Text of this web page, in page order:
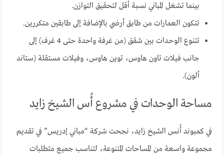
بينما تشغل المباني نسبة أقل لتحقيق التوازن.
تتكون العمارات من طابق أرضي بالإضافة إلى طابقين متكررين.
تتنوع الوحدات بين شقق (من غرفة واحدة حتى 4 غرف) إلى
جانب فيلات تاون هاوس، توين هاوس، وفيلات مستقلة (ستاند
ألون).
مساحة الوحدات في مشروع أُس الشيخ زايد
في كمبوند أُنس الشيخ زايد، نجحت شركة “مباني إدريس” في تقديم
مجموعة واسعة من المساحات المتنوعة، لتناسب جميع متطلبات